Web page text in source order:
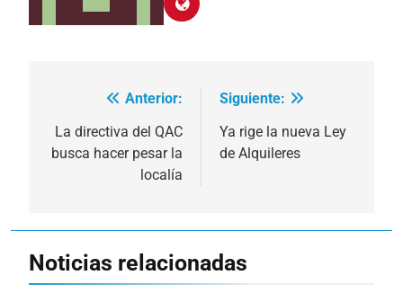
Navegación
de
Anterior:
La directiva del QAC
busca hacer pesar la
localía
Siguiente:
Ya rige la nueva Ley
de Alquileres
Noticias relacionadas